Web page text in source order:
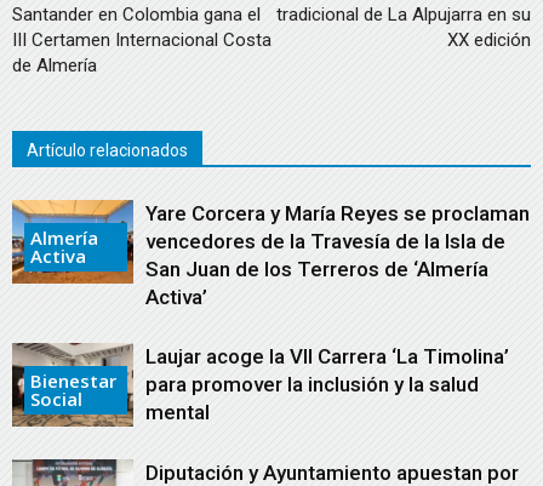
Santander en Colombia gana el
III Certamen Internacional Costa
de Almería
tradicional de La Alpujarra en su
XX edición
Artículo relacionados
Almería
Activa
Yare Corcera y María Reyes se proclaman
vencedores de la Travesía de la Isla de
San Juan de los Terreros de ‘Almería
Activa’
Bienestar
Social
Laujar acoge la VII Carrera ‘La Timolina’
para promover la inclusión y la salud
mental
Diputación y Ayuntamiento apuestan por